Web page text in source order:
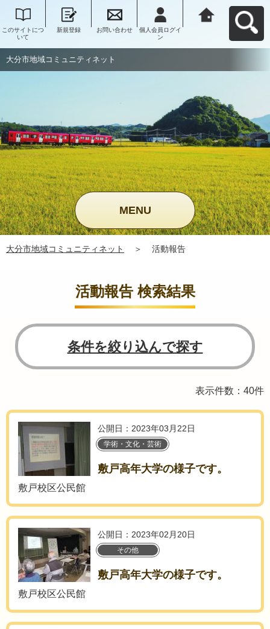
このサイトにつ
いて
新規登録 お問い合わせ
個人会員ログイ
ン
大分市地域コミュニティネット
MENU
大分市地域コミュニティネット ＞ 活動報告
活動報告 検索結果
条件を絞り込んで探す
表示件数：40件
公開日：2023年03月22日
学術・文化・芸術
敷戸高年大学の様子です。
敷戸校区公民館
公開日：2023年02月20日
その他
敷戸高年大学の様子です。
敷戸校区公民館